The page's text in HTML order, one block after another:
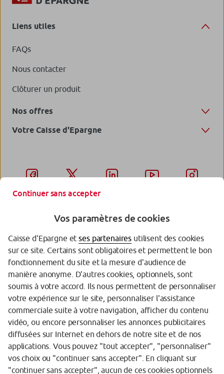
Liens utiles
FAQs
Nous contacter
Clôturer un produit
Nos offres
Votre Caisse d'Epargne
Garantie des Dépôts
Protection des données personnelles
Politique cookies
Sécurité
Tarifs
Mentions légales
Continuer sans accepter
Vos paramètres de cookies
Caisse d'Epargne etses partenaires utilisent des cookies
sur ce site. Certains sont obligatoires et permettent le bon
fonctionnement du site et la mesure d'audience de
manière anonyme. D'autres cookies, optionnels, sont
soumis à votre accord. Ils nous permettent de personnaliser
votre expérience sur le site, personnaliser l'assistance
commerciale suite à votre navigation, afficher du contenu
vidéo, ou encore personnaliser les annonces publicitaires
diffusées sur Internet en dehors de notre site et de nos
applications. Vous pouvez "tout accepter", "personnaliser"
vos choix ou "continuer sans accepter". En cliquant sur
"continuer sans accepter", aucun de ces cookies optionnels